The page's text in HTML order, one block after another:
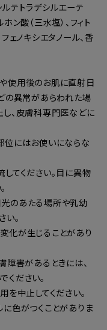
テトラデシルエーテ
ン酸（三水塩）、フィト
ェノキシエタノール、香
使用後のお肌に直射日
の異常があらわれた場
し、皮膚科専門医などに
位にはお使いにならな
てください。目に異物
のあたる場所や乳幼
。
化が生じることがあり
障害があるときには、
ださい。
を中止してください。
色がつくことがありま